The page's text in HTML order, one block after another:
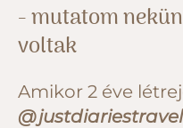
- mutatom
voltak
Amikor 2 éve
@justdiariestravel